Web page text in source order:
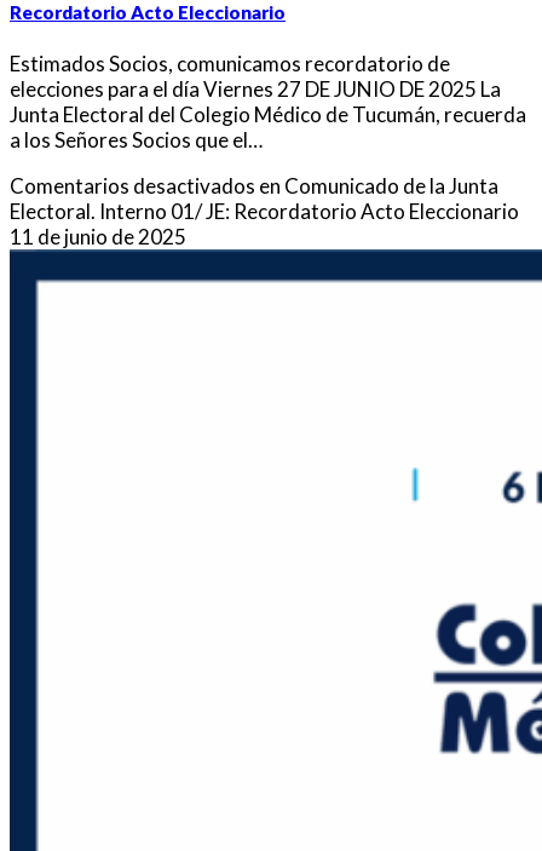
Recordatorio Acto Eleccionario
Estimados Socios, comunicamos recordatorio de
elecciones para el día Viernes 27 DE JUNIO DE 2025 La
Junta Electoral del Colegio Médico de Tucumán, recuerda
a los Señores Socios que el…
Comentarios desactivados en Comunicado de la Junta
Electoral. Interno 01/ JE: Recordatorio Acto Eleccionario
11 de junio de 2025